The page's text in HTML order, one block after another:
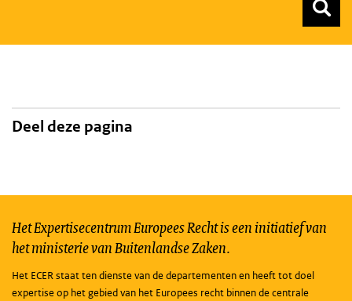
Deel deze pagina
Het Expertisecentrum Europees Recht is een initiatief van
het ministerie van Buitenlandse Zaken.
Het ECER staat ten dienste van de departementen en heeft tot doel
expertise op het gebied van het Europees recht binnen de centrale